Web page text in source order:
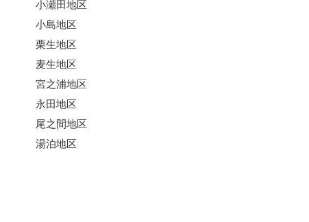
小瀬田地区
小島地区
栗生地区
麦生地区
宮之浦地区
永田地区
尾之間地区
湯泊地区